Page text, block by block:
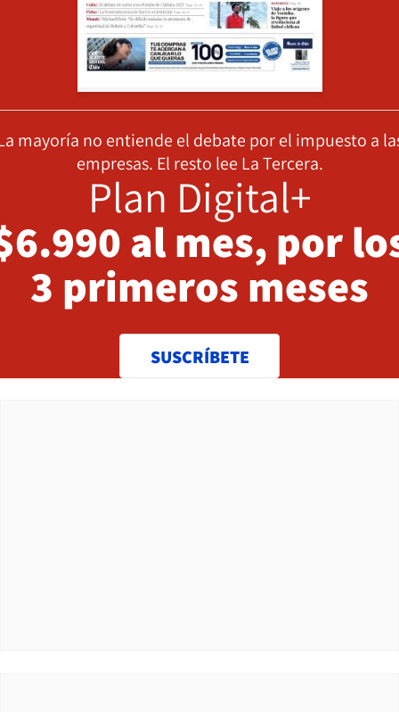
mayoría no entiende el debate por el impuesto a
empresas. El resto lee La Tercera.
Plan Digital+
al mes, por
3 primeros meses
SUSCRÍBETE